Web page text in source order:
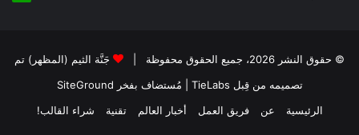
© حقوق النشر 2026، جميع الحقوق محفوظة |
جَنَّة الثيم (المظهر) تم
تصميمه من قِبل TieLabs
| مُستضاف بفخر SiteGround
الرئيسية
عن فريق العمل أخبار العالم تقنية شراء القالب!